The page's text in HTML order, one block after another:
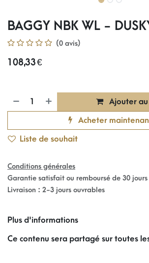
BAGGY NBK WL -
(0 avis)
108,33€
Ajouter
Acheter
Liste de souhait
Conditions générales
Garantie satisfait ou remboursé de 30 jours
Livraison : 2-3 jours ouvrables
Plus d'informations
Ce contenu sera partagé sur toutes